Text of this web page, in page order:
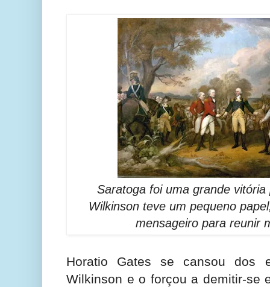
Saratoga foi uma grande
Wilkinson teve um pequeno
mensageiro para reunir
Horatio Gates se cansou dos
Wilkinson e o forçou a demitir-se